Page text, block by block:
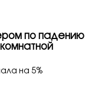
по падению
на 5%